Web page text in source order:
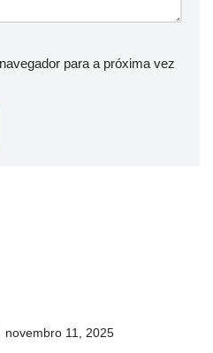
para a próxima vez
novembro 11, 2025